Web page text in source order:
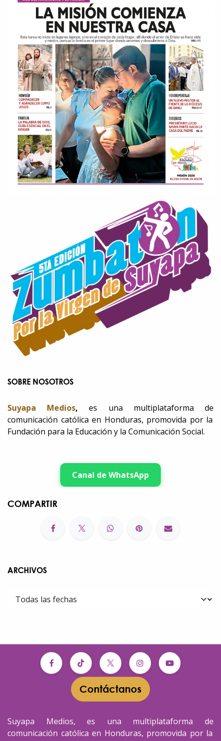
SOBRE NOSOTROS
Suyapa Medios, es una multiplataforma de
comunicación católica en Honduras, promovida por la
Fundación para la Educación y la Comunicación Social.
Canal de WhatsApp
COMPARTIR
ARCHIVOS
Contáctanos​​
Suyapa Medios, es una multiplataforma de
comunicación católica en Honduras, promovida por la